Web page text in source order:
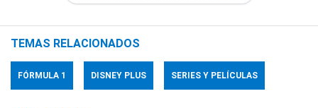
TEMAS RELACIONADOS
FÓRMULA 1 DISNEY PLUS SERIES Y PELÍCULAS